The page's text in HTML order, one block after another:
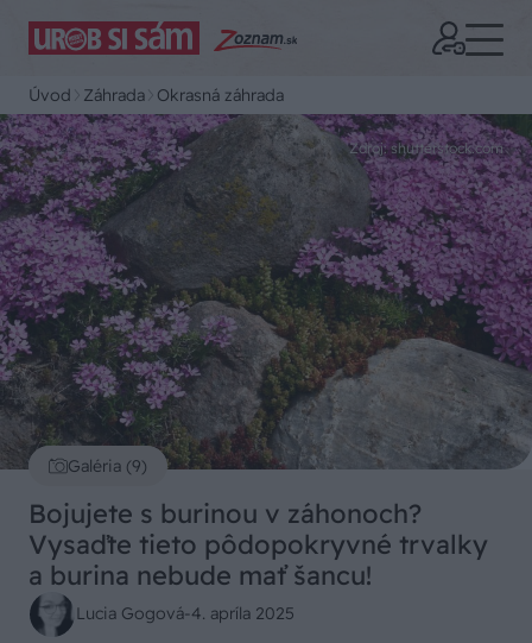
Úvod Záhrada Okrasná záhrada
Galéria (9)
Zdroj: shutterstock.com
Bojujete s burinou v záhonoch?
Vysaďte tieto pôdopokryvné trvalky
a burina nebude mať šancu!
Lucia Gogová-4. apríla 2025